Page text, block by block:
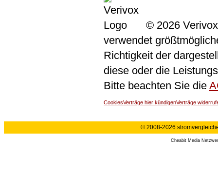
© 2026
verwendet
Richtigkeit der
diese oder die
Bitte beachten Sie die
CookiesVerträge hier kündigenVerträge
© 2008-2026
Cheabit Media